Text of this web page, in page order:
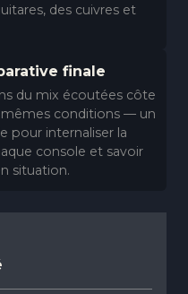
des cuivres et
finale
du mix écoutées côte
mêmes conditions — un
pour internaliser la
console et savoir
situation.